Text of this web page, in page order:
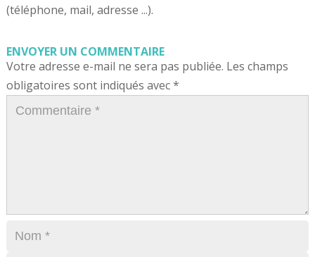
(téléphone, mail, adresse ...).
ENVOYER UN COMMENTAIRE
Votre adresse e-mail ne sera pas publiée. Les champs
obligatoires sont indiqués avec*